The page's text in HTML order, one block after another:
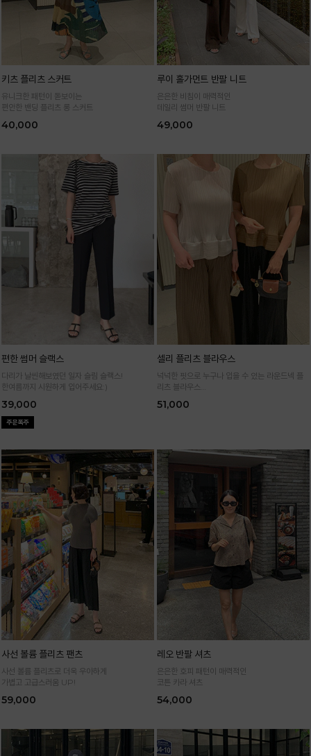
키츠 플리츠 스커트
유니크한 패턴이 돋보이는
편안한 밴딩 플리츠 롱 스커트
40,000
루이 홀가먼트 반팔 니트
은은한 비침이 매력적인
데일리 썸머 반팔 니트
49,000
편한 썸머 슬랙스
다리가 날씬해보였던 일자 슬림 슬랙스!
한여름까지 시원하게 입어주세요:)
39,000
셀리 플리츠 블라우스
넉넉한 핏으로 누구나 입을 수 있는 라운드넥 플
리츠 블라우스
51,000
사선 볼륨 플리츠 팬츠
사선 볼륨 플리츠로 더욱 우아하게
가볍고 고급스러움 UP!
59,000
레오 반팔 셔츠
은은한 호피 패턴이 매력적인
코튼 카라 셔츠
54,000